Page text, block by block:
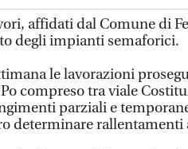
affidati dal Comune di
degli impianti semaforici.
le lavorazioni
compreso tra viale
parziali e
determinare rallentamenti